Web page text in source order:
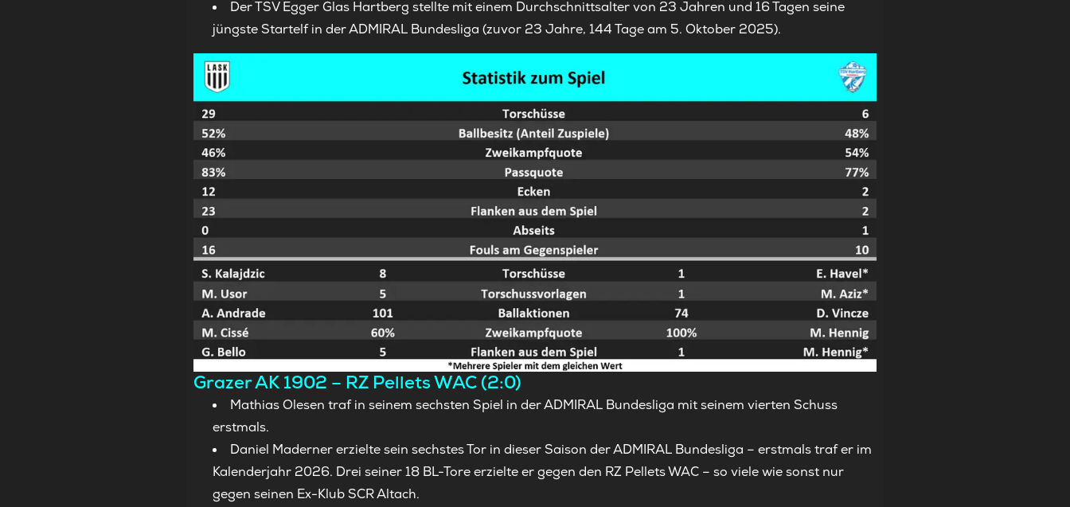
Der TSV Egger Glas Hartberg stellte mit einem Durchschnittsalter von 23 Jahren und 16 Tagen seine
jüngste Startelf in der ADMIRAL Bundesliga (zuvor 23 Jahre, 144 Tage am 5. Oktober 2025).
Grazer AK 1902 – RZ Pellets WAC (2:0)
Mathias Olesen traf in seinem sechsten Spiel in der ADMIRAL Bundesliga mit seinem vierten Schuss
erstmals.
Daniel Maderner erzielte sein sechstes Tor in dieser Saison der ADMIRAL Bundesliga – erstmals traf er im
Kalenderjahr 2026. Drei seiner 18 BL-Tore erzielte er gegen den RZ Pellets WAC – so viele wie sonst nur
gegen seinen Ex-Klub SCR Altach.